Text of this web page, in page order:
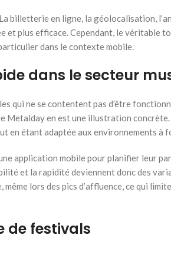
billetterie en ligne, la géolocalisation,
et plus efficace. Cependant, le véritable
dans le contexte mobile.
dans le secteur
qui ne se contentent pas d’être
Metalday en est une illustration
en étant adaptée aux environnements à
application mobile pour planifier leur
et la rapidité deviennent donc des
lors des pics d’affluence, ce qui
de festivals